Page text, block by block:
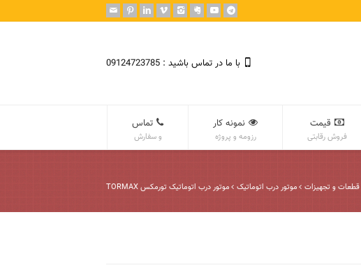
با ما در تماس باشید : 09124723785
قیمت
فروش رقابتی
نمونه کار
رزومه و پروژه
تماس
و سفارش
قطعات و تجهیزات موتور درب اتوماتیک موتور درب اتوماتیک تورمکس TORMAX